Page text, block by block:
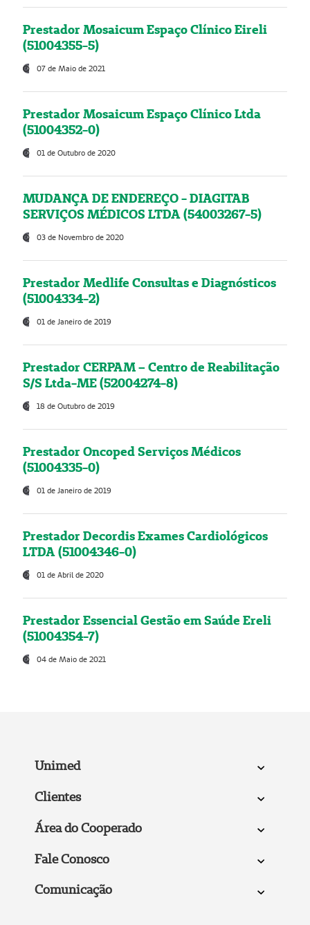
Prestador Mosaicum Espaço Clínico Eireli
(51004355-5)
07 de Maio de 2021
Prestador Mosaicum Espaço Clínico Ltda
(51004352-0)
01 de Outubro de 2020
MUDANÇA DE ENDEREÇO - DIAGITAB
SERVIÇOS MÉDICOS LTDA (54003267-5)
03 de Novembro de 2020
Prestador Medlife Consultas e Diagnósticos
(51004334-2)
01 de Janeiro de 2019
Prestador CERPAM – Centro de Reabilitação
S/S Ltda-ME (52004274-8)
18 de Outubro de 2019
Prestador Oncoped Serviços Médicos
(51004335-0)
01 de Janeiro de 2019
Prestador Decordis Exames Cardiológicos
LTDA (51004346-0)
01 de Abril de 2020
Prestador Essencial Gestão em Saúde Ereli
(51004354-7)
04 de Maio de 2021
Unimed
Clientes
Área do Cooperado
Fale Conosco
Comunicação